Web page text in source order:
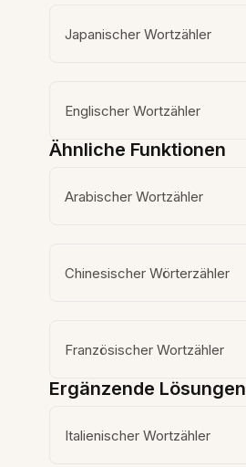
Japanischer Wortzähler
Englischer Wortzähler
Ähnliche Funktionen
Arabischer Wortzähler
Chinesischer Wörterzähler
Französischer Wortzähler
Ergänzende Lösungen
Italienischer Wortzähler